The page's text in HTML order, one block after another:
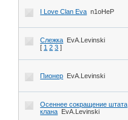
I Love Clan Eva n1oHeP
Слежка
EvA.Levinski
[ 1 2 3 ]
Пионер EvA.Levinski
Осеннее сокращение штата
клана
EvA.Levinski